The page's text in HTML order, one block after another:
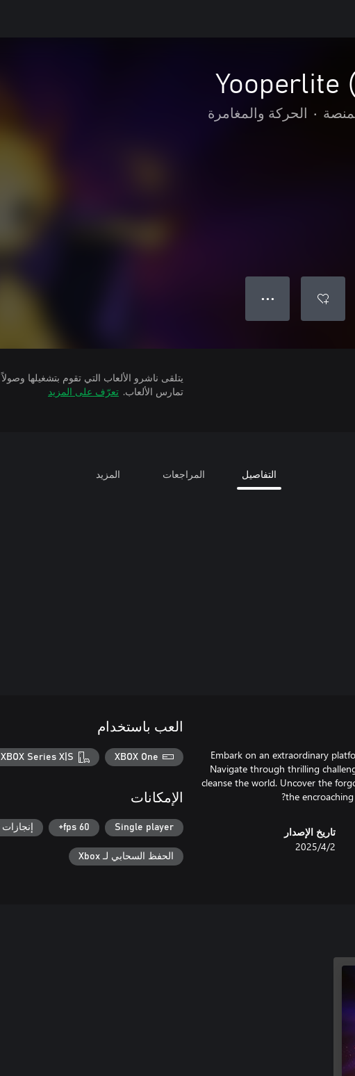
Yooperlite
• الحركة والمغامرة
● ● ●
تمارس الألعاب. تعرّف على المزيد
التفاصيل المراجعات المزيد
Embark on an extraordinary
Navigate through thrilling
cleanse the world. Uncover the
the
تاريخ الإصدار
2‏/4‏/2025
العب باستخدام
XBOX One
XBOX Series X|S
الإمكانات
Single player
60 fps+ إنجازات Xbox
الحفظ السحابي لـ Xbox